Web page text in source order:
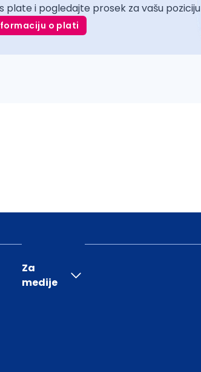
plate i pogledajte prosek za vašu poziciju
o plati
Za
medije